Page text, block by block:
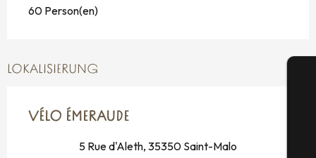
60 Person(en)
LOKALISIERUNG
VÉLO ÉMERAUDE
5 Rue d'Aleth, 35350 Saint-Malo